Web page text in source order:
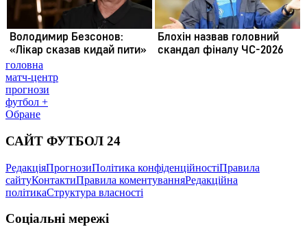
головна
матч-центр
прогнози
футбол +
Обране
САЙТ ФУТБОЛ 24
РедакціяПрогнозиПолітика конфіденційностіПравила
сайтуКонтактиПравила коментуванняРедакційна
політикаСтруктура власності
Соціальні мережі